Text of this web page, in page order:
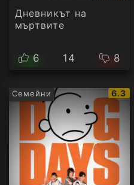
Дневникът на
мъртвите
6 14 8
Семейни
IMDb
6.3